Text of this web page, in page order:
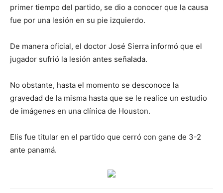
primer tiempo del partido, se dio a conocer que la causa
fue por una lesión en su pie izquierdo.
De manera oficial, el doctor José Sierra informó que el
jugador sufrió la lesión antes señalada.
No obstante, hasta el momento se desconoce la
gravedad de la misma hasta que se le realice un estudio
de imágenes en una clínica de Houston.
Elis fue titular en el partido que cerró con gane de 3-2
ante panamá.